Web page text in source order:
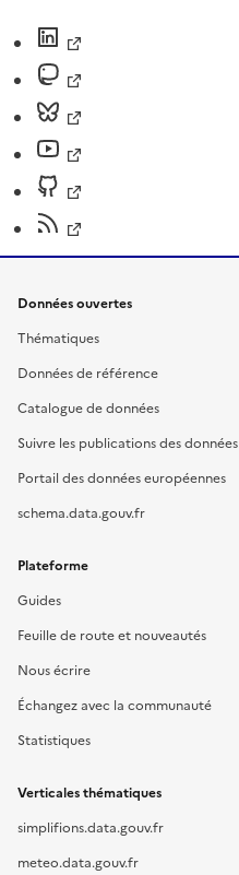
Données ouvertes
Thématiques
Données de référence
Catalogue de données
Suivre les publications des données
Portail des données européennes
schema.data.gouv.fr
Plateforme
Guides
Feuille de route et nouveautés
Nous écrire
Échangez avec la communauté
Statistiques
Verticales thématiques
simplifions.data.gouv.fr
meteo.data.gouv.fr